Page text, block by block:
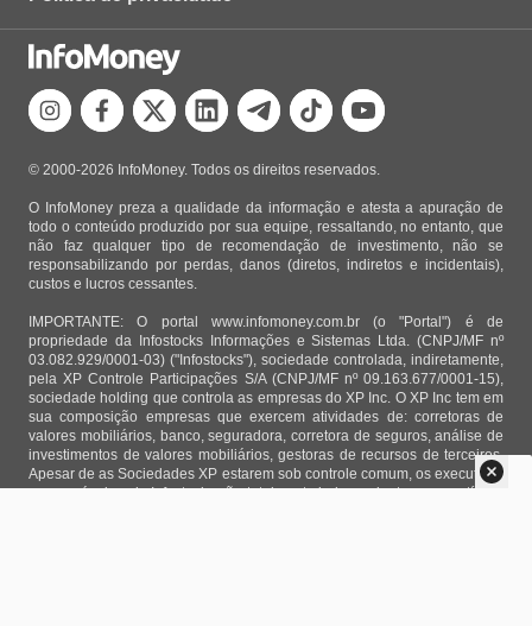
© 2000-2026 InfoMoney. Todos os direitos reservados.
O InfoMoney preza a qualidade da informação e atesta a apuração de
todo o conteúdo produzido por sua equipe, ressaltando, no entanto, que
não faz qualquer tipo de recomendação de investimento, não se
responsabilizando por perdas, danos (diretos, indiretos e incidentais),
custos e lucros cessantes.
IMPORTANTE: O portal www.infomoney.com.br (o "Portal") é de
propriedade da Infostocks Informações e Sistemas Ltda. (CNPJ/MF nº
03.082.929/0001-03) ("Infostocks"), sociedade controlada, indiretamente,
pela XP Controle Participações S/A (CNPJ/MF nº 09.163.677/0001-15),
sociedade holding que controla as empresas do XP Inc. O XP Inc tem em
sua composição empresas que exercem atividades de: corretoras de
valores mobiliários, banco, seguradora, corretora de seguros, análise de
investimentos de valores mobiliários, gestoras de recursos de terceiros.
Apesar de as Sociedades XP estarem sob controle comum, os executivos
responsáveis pela Infostocks são totalmente independentes e as notícias,